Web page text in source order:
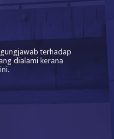
terhadap
dialami kerana